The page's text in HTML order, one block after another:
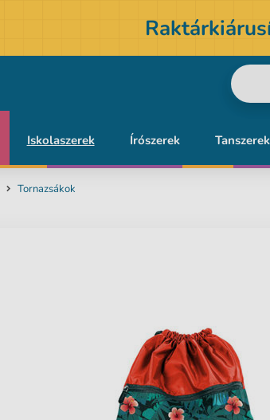
Iskolaszerek Írószerek Tanszerek
Tornazsákok